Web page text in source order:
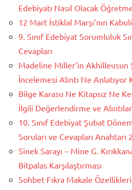
Edebiyatı Nasıl Olacak
12 Mart İstiklal Marşı’nın
9. Sınıf Edebiyat Sorumluluk
Cevapları
Madeline Miller’in Akhilleusun
İncelemesi Alıntı Ne Anlatıyor
Bilge Karasu Ne Kitapsız Ne
İlgili Değerlendirme ve Alıntılar
10. Sınıf Edebiyat Şubat
Soruları ve Cevapları Anahtarı
Sinek Sarayı – Mine G.
Bitpalas Karşılaştırması
Sohbet Fıkra Makale Özellikleri